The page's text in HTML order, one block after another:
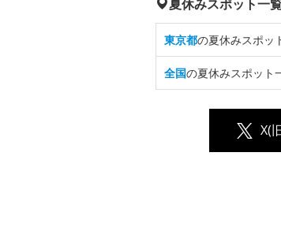
夏休みスポット一
東京都の夏休みスポッ
全国の夏休みスポット
X(